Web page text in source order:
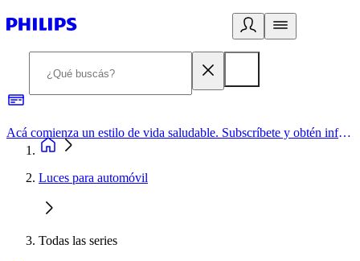
Acá comienza un estilo de vida saludable. Subscríbete y obtén información de primera mano
Luces para automóvil
Todas las series